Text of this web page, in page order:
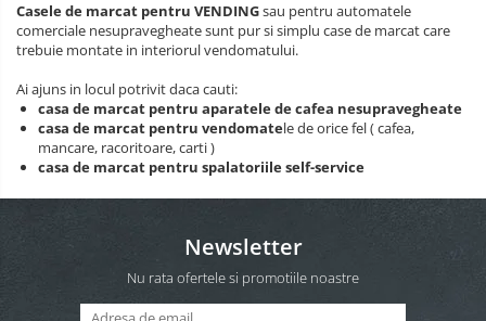
Casele de marcat pentru VENDINGsau pentru automatele
comerciale nesupravegheate sunt pur si simplu case de marcat care
trebuie montate in interiorul vendomatului.
Ai ajuns in locul potrivit daca cauti:
casa de marcat pentru aparatele de cafea nesupravegheate
casa de marcat pentru vendomatele de orice fel ( cafea,
mancare, racoritoare, carti )
casa de marcat pentru spalatoriile self-service
Newsletter
Nu rata ofertele si promotiile noastre